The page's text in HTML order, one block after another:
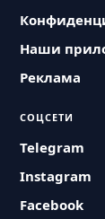
Наши
Реклама
СОЦСЕТИ
Telegram
Instagram
Facebook